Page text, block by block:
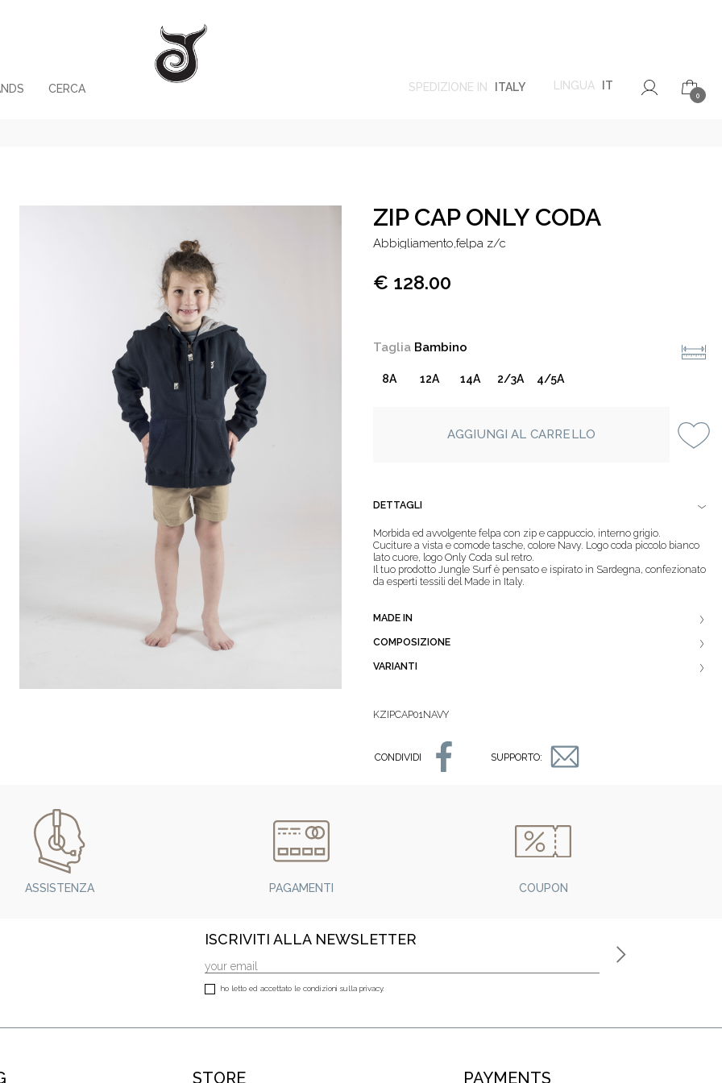
SPEDIZIONE IN ITALY LINGUA IT
0
CERCA
ZIP CAP ONLY CODA
abbigliamento,felpa z/c
€ 128.00
Taglia Bambino
8A 12A 14A 2/3A 4/5A
AGGIUNGI AL CARRELLO
DETTAGLI
Morbida ed avvolgente felpa con zip e cappuccio, interno grigio.
Cuciture a vista e comode tasche, colore Navy. Logo coda piccolo bianco
lato cuore, logo Only Coda sul retro.
Il tuo prodotto Jungle Surf è pensato e ispirato in Sardegna, confezionato
da esperti tessili del Made in Italy.
MADE IN
COMPOSIZIONE
VARIANTI
KZIPCAP01NAVY
CONDIVIDI SUPPORTO:
ASSISTENZA PAGAMENTI COUPON
ISCRIVITI ALLA NEWSLETTER
ho letto ed accettato le condizioni sulla privacy.
STORE PAYMENTS